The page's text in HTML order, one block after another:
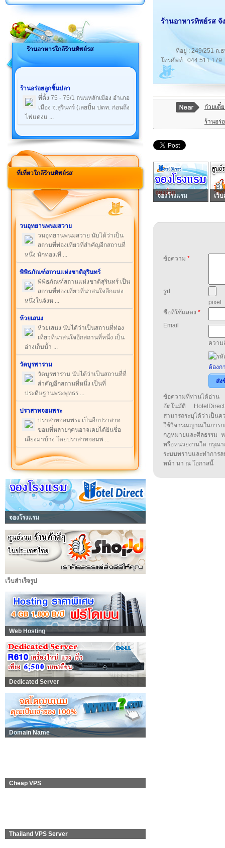
ร้านอาหารใกล้ร้านทิพย์รส
ร้านอร่อยลูกชิ้นปลา
ที่ตั้ง 75 - 75/1 ถนนหลักเมือง อำเภอ
เมือง จ.สุรินทร์ (เลยปั้ม ปตท. ก่อนถึง
ไฟแดงแ ...
ที่เที่ยวใกล้ร้านทิพย์รส
วนอุทยานพนมสวาย
วนอุทยานพนมสวาย นับได้ว่าเป็น
สถานที่ท่องเที่ยวที่สำคัญอีกสถานที่
หนึ่ง นักท่องเที ...
พิพิธภัณฑ์สถานแห่งชาติสุรินทร์
พิพิธภัณฑ์สถานแห่งชาติสุรินทร์ เป็น
สถานที่ท่องเที่ยวที่น่าสนใจอีกแห่ง
หนึ่งในจังห ...
ห้วยเสนง
ห้วยเสนง นับได้ว่าเป็นสถานที่ท่อง
เที่ยวที่น่าสนใจอีกสถานที่หนึ่ง เป็น
อ่างเก็บน้ำ ...
วัดบูรพาราม
วัดบูรพาราม นับได้ว่าเป็นสถานที่ที่
สำคัญอีกสถานที่หนึ่ง เป็นที่
ประดิษฐานพระพุทธร ...
ปราสาทจอมพระ
ปราสาทจอมพระ เป็นอีกปราสาท
ขอมที่หลายๆคนอาจเคยได้ยินชื่อ
เสียงมาบ้าง โดยปราสาทจอมพ ...
จองโรงแรม
เว็บสำเร็จรูป
Web Hosting
Dedicated Server
Domain Name
Cheap VPS
Thailand VPS Server
ร้านอาหารทิพย์รส จั
ที่อยู่ : 249/251 ถ.
โทรศัพท์ : 044 511 179
ก๋วยเตี๋
ร้านอร่
จองโรงแรม เว็
ข้อความ *
รูป
pixel
ชื่อที่ใช้แสดง *
Email
ความ
ต้องก
ส่ง
ข้อความที่ท่านได้อ่าน
อัตโนมัติ
สามารถระบุได้ว่าเป็น
ใช้วิจารณญาณในกา
กฎหมายและศีลธรรม
หรือหน่วยงานใด กรุณา
ระบบทราบและทำกา
หน้า มา ณ โอกาสนี้